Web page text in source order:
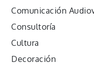
Comunicación
Consultoría
Cultura
Decoración